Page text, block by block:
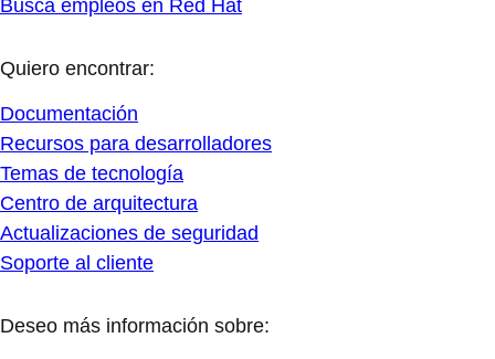
Busca empleos en Red Hat
Quiero encontrar:
Documentación
Recursos para desarrolladores
Temas de tecnología
Centro de arquitectura
Actualizaciones de seguridad
Soporte al cliente
Deseo más información sobre: